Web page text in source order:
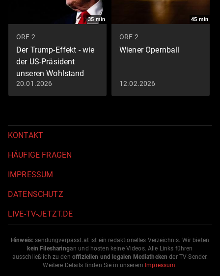
35 min
ORF 2
Der Trump-Effekt - wie
der US-Präsident
unseren Wohlstand
gefährdet
20.01.2026
45 min
ORF 2
Wiener Opernball
12.02.2026
KONTAKT
HÄUFIGE FRAGEN
IMPRESSUM
DATENSCHUTZ
LIVE-TV-JETZT.DE
Hinweis: sendungverpasst.at ist ein redaktionelles Verzeichnis. Wir bieten
kein Filesharingan und hosten keine Videos. Alle Links führen
ausschließlich zu den offiziellen und legalen Mediatheken der TV-Sender.
Weitere Details finden Sie in unserem Impressum.